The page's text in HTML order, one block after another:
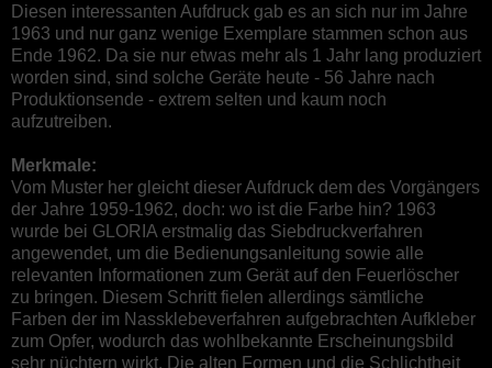
Diesen interessanten Aufdruck gab es an sich nur im Jahre
1963 und nur ganz wenige Exemplare stammen schon aus
Ende 1962. Da sie nur etwas mehr als 1 Jahr lang produziert
worden sind, sind solche Geräte heute - 56 Jahre nach
Produktionsende - extrem selten und kaum noch
aufzutreiben.
Merkmale:
Vom Muster her gleicht dieser Aufdruck dem des Vorgängers
der Jahre 1959-1962, doch: wo ist die Farbe hin? 1963
wurde bei GLORIA erstmalig das Siebdruckverfahren
angewendet, um die Bedienungsanleitung sowie alle
relevanten Informationen zum Gerät auf den Feuerlöscher
zu bringen. Diesem Schritt fielen allerdings sämtliche
Farben der im Nassklebeverfahren aufgebrachten Aufkleber
zum Opfer, wodurch das wohlbekannte Erscheinungsbild
sehr nüchtern wirkt. Die alten Formen und die Schlichtheit